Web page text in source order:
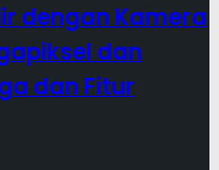
dengan Kamera
dan
dan Fitur